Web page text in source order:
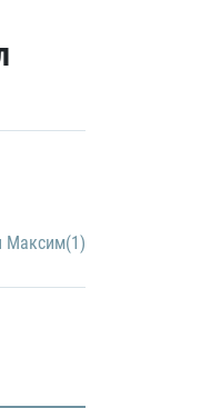
Максим(1)